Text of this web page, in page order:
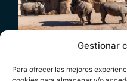
Gestionar
Para ofrecer las mejores
La Fundación